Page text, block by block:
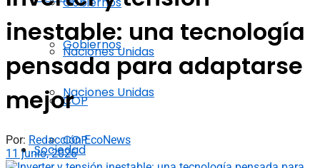
Naciones Unidas
COP
Sociedad
Gobiernos
Naciones Unidas
COP
inestable: una tecnología
pensada para adaptarse
mejor
Por: Redacción EcoNews
11 junio, 2026